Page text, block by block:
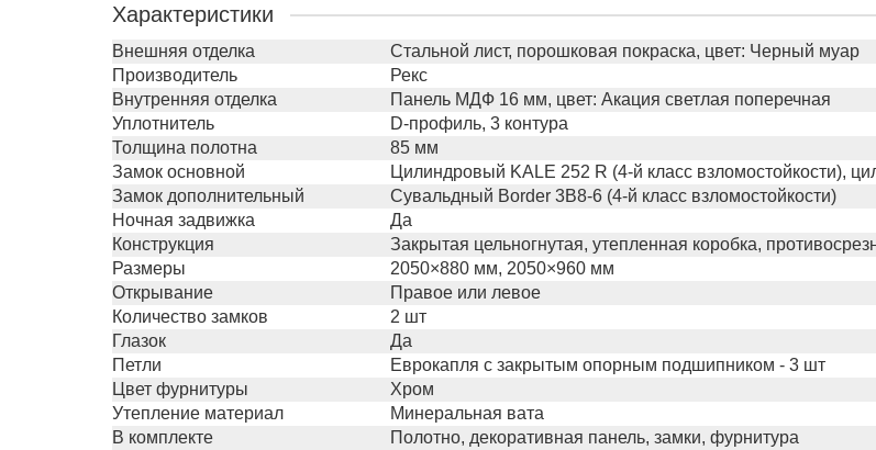
Характеристики
Внешняя отделка
Стальной лист, порошковая покраска, цвет: Черный муар
Производитель
Рекс
Внутренняя отделка
Панель МДФ 16 мм, цвет: Акация светлая поперечная
Уплотнитель
D-профиль, 3 контура
Толщина полотна
85 мм
Замок основной
Цилиндровый KALE 252 R (4-й класс взломостойкости),
Замок дополнительный
Сувальдный Border 3B8-6 (4-й класс взломостойкости)
Ночная задвижка
Да
Конструкция
Закрытая цельногнутая, утепленная коробка,
Размеры
2050×880 мм, 2050×960 мм
Открывание
Правое или левое
Количество замков
2 шт
Глазок
Да
Петли
Еврокапля с закрытым опорным подшипником - 3 шт
Цвет фурнитуры
Хром
Утепление материал
Минеральная вата
В комплекте
Полотно, декоративная панель, замки, фурнитура